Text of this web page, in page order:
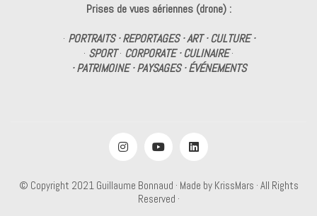
Prises de vues aériennes (drone) :
· PORTRAITS · REPORTAGES · ART · CULTURE ·
· SPORT· CORPORATE · CULINAIRE·
· PATRIMOINE · PAYSAGES · ÉVÉNEMENTS
© Copyright 2021 Guillaume Bonnaud · Made by KrissMars · All Rights
Reserved ·